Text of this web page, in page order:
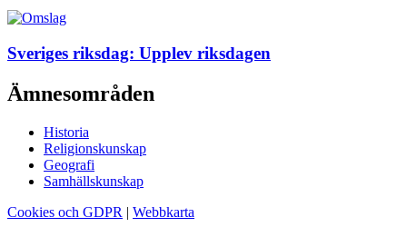
Sveriges riksdag: Upplev riksdagen
Ämnesområden
Historia
Religionskunskap
Geografi
Samhällskunskap
Cookies och GDPR | Webbkarta